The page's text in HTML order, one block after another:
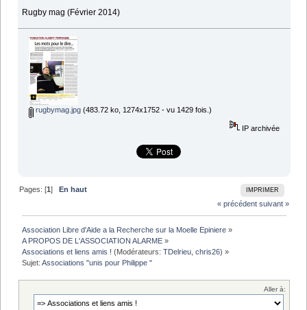
Rugby mag (Février 2014)
rugbymag.jpg(483.72 ko, 1274x1752 - vu 1429 fois.)
IP archivée
IMPRIMER
Pages: [1]En haut
« précédent suivant »
Association Libre d'Aide a la Recherche sur la Moelle Epiniere »
A PROPOS DE L'ASSOCIATION ALARME »
Associations et liens amis ! (Modérateurs:TDelrieu ,chris26) »
Sujet:Associations "unis pour Philippe "
Aller à: